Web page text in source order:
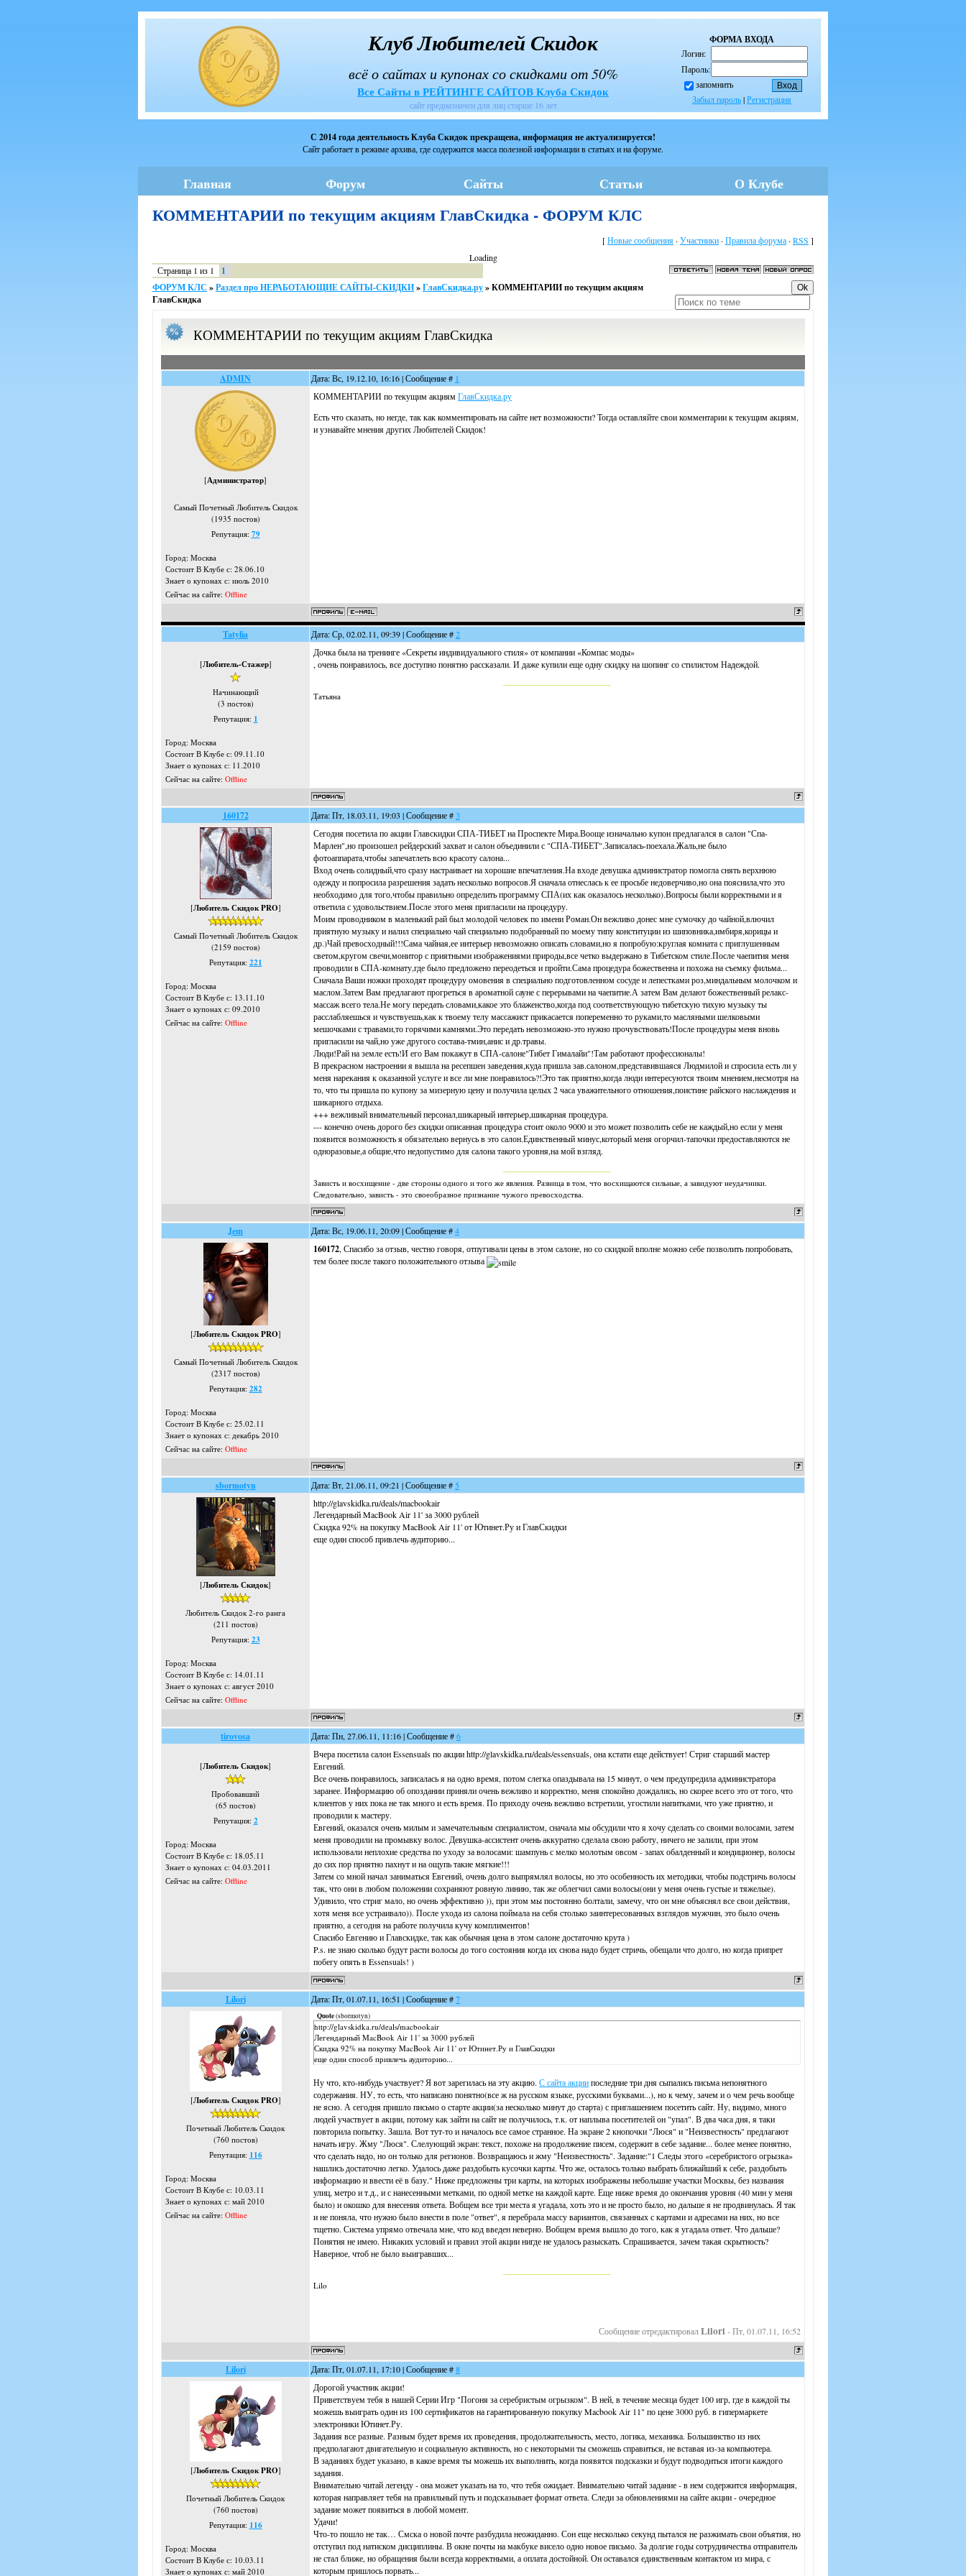
ФОРМА ВХОДА
Логин:
Пароль:
запомнить
Забыл пароль|Регистрация
Клуб Любителей Скидок
всё о сайтах и купонах со скидками от 50%
Все Сайты в РЕЙТИНГЕ САЙТОВ Клуба Скидок
сайт предназначен для лиц старше 16 лет
С 2014 года деятельность Клуба Скидок прекращена, информация не актуализируется!
Сайт работает в режиме архива, где содержится масса полезной информации в статьях и на форуме.
Главная Форум Сайты Статьи О Клубе
КОММЕНТАРИИ по текущим акциям ГлавСкидка - ФОРУМ КЛС
[Новые сообщения · Участники · Правила форума · RSS ]
Loading
Страница 1 из 1
1
ФОРУМ КЛС »Раздел про НЕРАБОТАЮЩИЕ САЙТЫ-СКИДКИ»ГлавСкидка.ру»КОММЕНТАРИИ по текущим акциям
ГлавСкидка
КОММЕНТАРИИ по текущим акциям ГлавСкидка
ADMIN Дата: Вс, 19.12.10, 16:16 | Сообщение # 1
[Администратор]
Самый Почетный Любитель Скидок
(1935 постов)
Репутация: 79
Город: Москва
Состоит В Клубе с: 28.06.10
Знает о купонах с: июль 2010
Сейчас на сайте: Offline
КОММЕНТАРИИ по текущим акциямГлавСкидка.ру
Есть что сказать, но негде, так как комментировать на сайте нет возможности? Тогда оставляйте свои комментарии к текущим акциям,
и узнавайте мнения других Любителей Скидок!
Tatylia Дата: Ср, 02.02.11, 09:39 | Сообщение #2
[Любитель-Стажер]
Начинающий
(3 постов)
Репутация: 1
Город: Москва
Состоит В Клубе с: 09.11.10
Знает о купонах с: 11.2010
Сейчас на сайте: Offline
Дочка была на тренинге «Секреты индивидуального стиля» от компании «Компас моды»
, очень понравилось, все доступно понятно рассказали. И даже купили еще одну скидку на шопинг со стилистом Надеждой.
Татьяна
160172 Дата: Пт, 18.03.11, 19:03 | Сообщение #3
[Любитель Скидок PRO]
Самый Почетный Любитель Скидок
(2159 постов)
Репутация: 221
Город: Москва
Состоит В Клубе с: 13.11.10
Знает о купонах с: 09.2010
Сейчас на сайте: Offline
Сегодня посетила по акции Главскидки СПА-ТИБЕТ на Проспекте Мира.Вооще изначально купон предлагался в салон "Спа-
Марлен",но произошел рейдерский захват и салон объединили с "СПА-ТИБЕТ".Записалась-поехала.Жаль,не было
фотоаппарата,чтобы запечатлеть всю красоту салона...
Вход очень солидный,что сразу настраивает на хорошие впечатления.На входе девушка администратор помогла снять верхнюю
одежду и попросила разрешения задать несколько вопросов.Я сначала отнеслась к ее просьбе недоверчиво,но она пояснила,что это
необходимо для того,чтобы правильно определить программу СПА(их как оказалось несколько).Вопросы были корректными и я
ответила с удовольствием.После этого меня пригласили на процедуру.
Моим проводником в маленький рай был молодой человек по имени Роман.Он вежливо донес мне сумочку до чайной,влючил
приятную музыку и налил специально чай специально подобранный по моему типу конституции из шиповника,имбиря,корицы и
др.)Чай превосходный!!!Сама чайная,ее интерьер невозможно описать словами,но я попробую:круглая комната с приглушенным
светом,кругом свечи,монитор с приятными изображениями природы,все четко выдержано в Тибетском стиле.После чаепития меня
проводили в СПА-комнату,где было предложено переодеться и пройти.Сама процедура божественна и похожа на съемку фильма...
Сначала Ваши ножки проходят процедуру омовения в специально подготовленном сосуде и лепестками роз,миндальным молочком и
маслом.Затем Вам предлагают прогреться в ароматной сауне с перерывами на чаепитие.А затем Вам делают божественный релакс-
массаж всего тела.Не могу передать словами,какое это блаженство,когда под соответствующую тибетскую тихую музыку ты
расслабляешься и чувствуешь,как к твоему телу массажист прикасается попеременно то руками,то масляными шелковыми
мешочками с травами,то горячими камнями.Это передать невозможно-это нужно прочувствовать!После процедуры меня вновь
пригласили на чай,но уже другого состава-тмин,анис и др.травы.
Люди!Рай на земле есть!И его Вам покажут в СПА-салоне"Тибет Гималайи"!Там работают профессионалы!
В прекрасном настроении я вышла на ресепшен заведения,куда пришла зав.салоном,представившаяся Людмилой и спросила есть ли у
меня нарекания к оказанной услуге и все ли мне понравилось?!Это так приятно,когда люди интересуются твоим мнением,несмотря на
то, что ты пришла по купону за мизерную цену и получила целых 2 часа уважительного отношения,поистине райского наслаждения и
шикарного отдыха.
+++ вежливый внимательный персонал,шикарный интерьер,шикарная процедура.
--- конечно очень дорого без скидки описанная процедура стоит около 9000 и это может позволить себе не каждый,но если у меня
появится возможность я обязательно вернусь в это салон.Единственный минус,который меня огорчил-тапочки предоставляются не
одноразовые,а общие,что недопустимо для салона такого уровня,на мой взгляд.
Зависть и восхищение - две стороны одного и того же явления. Разница в том, что восхищаются сильные, а завидуют неудачники.
Следовательно, зависть - это своеобразное признание чужого превосходства.
Jem Дата: Вс, 19.06.11, 20:09 | Сообщение #4
[Любитель Скидок PRO]
Самый Почетный Любитель Скидок
(2317 постов)
Репутация: 282
Город: Москва
Состоит В Клубе с: 25.02.11
Знает о купонах с: декабрь 2010
Сейчас на сайте: Offline
160172, Спасибо за отзыв, честно говоря, отпугивали цены в этом салоне, но со скидкой вполне можно себе позволить попробовать,
тем более после такого положительного отзыва
sbormotyn Дата: Вт, 21.06.11, 09:21 | Сообщение # 5
[Любитель Скидок]
Любитель Скидок 2-го ранга
(211 постов)
Репутация: 23
Город: Москва
Состоит В Клубе с: 14.01.11
Знает о купонах с: август 2010
Сейчас на сайте: Offline
http://glavskidka.ru/deals/macbookair
Легендарный MacBook Air 11' за 3000 рублей
Скидка 92% на покупку MacBook Air 11' от Ютинет.Ру и ГлавСкидки
еще один способ привлечь аудиторию...
tirovosa Дата: Пн, 27.06.11, 11:16 | Сообщение #6
[Любитель Скидок]
Пробовавший
(65 постов)
Репутация: 2
Город: Москва
Состоит В Клубе с: 18.05.11
Знает о купонах с: 04.03.2011
Сейчас на сайте: Offline
Вчера посетила салон Essensuals по акции http://glavskidka.ru/deals/essensuals, она кстати еще действует! Стриг старший мастер
Евгений.
Все очень понравилось, записалась я на одно время, потом слегка опаздывала на 15 минут, о чем предупредила администратора
заранее. Информацию об опоздании приняли очень вежливо и корректно, меня спокойно дождались, но скорее всего это от того, что
клиентов у них пока не так много и есть время. По приходу очень вежливо встретили, угостили напитками, что уже приятно, и
проводили к мастеру.
Евгений, оказался очень милым и замечательным специалистом, сначала мы обсудили что я хочу сделать со своими волосами, затем
меня проводили на промывку волос. Девушка-ассистент очень аккуратно сделала свою работу, ничего не залили, при этом
использовали неплохие средства по уходу за волосами: шампунь с мелко молотым овсом - запах обалденный и кондиционер, волосы
до сих пор приятно пахнут и на ощупь такие мягкие!!!
Затем со мной начал заниматься Евгений, очень долго выпрямлял волосы, но это особенность их методики, чтобы подстричь волосы
так, что они в любом положении сохраняют ровную линию, так же облегчил сами волосы(они у меня очень густые и тяжелые).
Удивило, что стриг мало, но очень эффективно )), при этом мы постоянно болтали, замечу, что он мне объяснял все свои действия,
хотя меня все устраивало)). После ухода из салона поймала на себя столько заинтересованных взглядов мужчин, это было очень
приятно, а сегодня на работе получила кучу комплиментов!
Спасибо Евгению и Главскидке, так как обычная цена в этом салоне достаточно крута )
P.s. не знаю сколько будут расти волосы до того состояния когда их снова надо будет стричь, обещали что долго, но когда припрет
побегу опять в Essensuals! )
Lilori Дата: Пт, 01.07.11, 16:51 | Сообщение #7
[Любитель Скидок PRO]
Почетный Любитель Скидок
(760 постов)
Репутация: 116
Город: Москва
Состоит В Клубе с: 10.03.11
Знает о купонах с: май 2010
Сейчас на сайте: Offline
Quote(sbormotyn)
http://glavskidka.ru/deals/macbookair
Легендарный MacBook Air 11' за 3000 рублей
Скидка 92% на покупку MacBook Air 11' от Ютинет.Ру и ГлавСкидки
еще один способ привлечь аудиторию...
Ну что, кто-нибудь участвует? Я вот зарегилась на эту акцию. С сайта акциипоследние три дня сыпались письма непонятного
содержания. НУ, то есть, что написано понятно(все ж на русском языке, русскими буквами...), но к чему, зачем и о чем речь вообще
не ясно. А сегодня пришло письмо о старте акции(за несколько минут до старта) с приглашением посетить сайт. Ну, видимо, много
людей участвует в акции, потому как зайти на сайт не получилось, т.к. от наплыва посетителей он "упал". В два часа дня, я таки
повторила попытку. Зашла. Вот тут-то и началось все самое странное. На экране 2 кнопочки "Люся" и "Неизвестность" предлагают
начать игру. Жму "Люся". Слелующий экран: текст, похоже на продолжение писем, содержит в себе задание... более менее понятно,
что сделать надо, но он только для регионов. Возвращаюсь и жму "Неизвестность". Задание:"1 Следы этого «серебристого огрызка»
нашлись достаточно легко. Удалось даже раздобыть кусочки карты. Что же, осталось только выбрать ближайший к себе, раздобыть
информацию и ввести её в базу." Ниже предложены три карты, на которых изображены небольшие участки Москвы, без названия
улиц, метро и т.д., и с нанесенными метками, по одной метке на каждой карте. Еще ниже время до окончания уровня (40 мин у меня
было) и окошко для внесения ответа. Вобщем все три места я угадала, хоть это и не просто было, но дальше я не продвинулась. Я так
и не поняла, что нужно было внести в поле "ответ", я перебрала массу вариантов, связанных с картами и адресами на них, но все
тщетно. Система упрямо отвечала мне, что код введен неверно. Вобщем время вышло до того, как я угадала ответ. Что дальше?
Понятия не имею. Никаких условий и правил этой акции нигде не удалось разыскать. Спрашивается, зачем такая скрытность?
Наверное, чтоб не было выигравших...
Lilo
Сообщение отредактировалLilori -Пт, 01.07.11, 16:52
Lilori Дата: Пт, 01.07.11, 17:10 | Сообщение #8
[Любитель Скидок PRO]
Почетный Любитель Скидок
(760 постов)
Репутация: 116
Город: Москва
Состоит В Клубе с: 10.03.11
Знает о купонах с: май 2010
Дорогой участник акции!
Приветствуем тебя в нашей Серии Игр "Погоня за серебристым огрызком". В ней, в течение месяца будет 100 игр, где в каждой ты
можешь выиграть один из 100 сертификатов на гарантированную покупку Macbook Air 11" по цене 3000 руб. в гипермаркете
электроники Ютинет.Ру.
Задания все разные. Разным будет время их проведения, продолжительность, место, логика, механика. Большинство из них
предполагают двигательную и социальную активность, но с некоторыми ты сможешь справиться, не вставая из-за компьютера.
В заданиях будет указано, в какое время ты можешь их выполнить, когда появятся подсказки и будут подводиться итоги каждого
задания.
Внимательно читай легенду - она может указать на то, что тебя ожидает. Внимательно читай задание - в нем содержится информация,
которая направляет тебя на правильный путь и подсказывает формат ответа. Следи за обновлениями на сайте акции - очередное
задание может появиться в любой момент.
Удачи!
Что-то пошло не так… Смска о новой почте разбудила неожиданно. Сон еще несколько секунд пытался не разжимать свои объятия, но
отступил под натиском дисциплины. В окне почты на макбуке висело одно новое письмо. За долгие годы сотрудничества отправитель
не стал ближе, но обращения были всегда корректными, а оплата достойной. Он оставался единственным контактом из мира, с
которым пришлось порвать...